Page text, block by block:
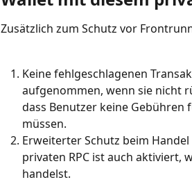
Zusätzlich zum Schutz vor
Keine fehlgeschlagenen
aufgenommen, wenn sie nicht
dass Benutzer keine Gebühren
müssen.
Erweiterter Schutz beim
privaten RPC ist auch aktiviert,
handelst.